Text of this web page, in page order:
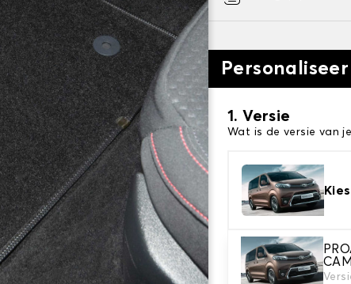
1. Versie
Wat is de versie van
2. Materiaal
Kies het materiaal